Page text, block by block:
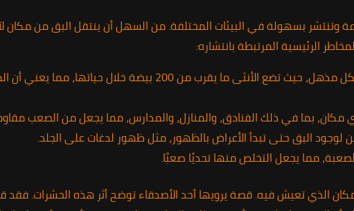
وتنتشر بسهولة في البيئات المختلفة. من السهل أن ينتقل البق من مكان
الرئيسية المرتبطة بانتشاره:
يمكن أن يتكاثر البق بشكل مذهل، حيث تضع الأنثى ما يقرب من 200 بيضة
بما في ذلك الفنادق، والمنازل، والمدارس، مما يجعل من الصعب
لوجود البق حتى تبدأ الأعراض بالظهور، مثل ظهور لدغات على الجلد.
مما يجعل التخلص منها تحديًا صعبًا.
الذي تعيش فيه. قصة يرويها أحد الأصدقاء توضح أثر هذه الحشرات.